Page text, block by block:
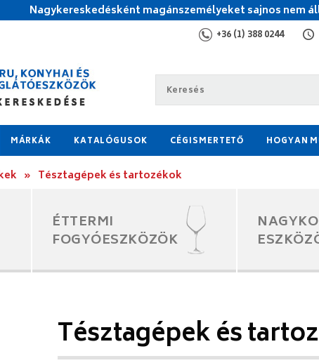
Nagykereskedésként magánszemélyeket sajnos nem
+36 (1) 388 0244
MÁRKÁK KATALÓGUSOK CÉGISMERTETŐ HOGYAN
» Tésztagépek és tartozékok
ÉTTERMI
FOGYÓESZKÖZÖK
Tésztagépek és